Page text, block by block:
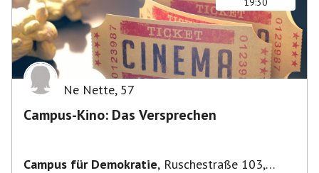
Ne Nette, 57
Campus-Kino: Das Versprechen
Campus für Demokratie, Ruschestraße 103,